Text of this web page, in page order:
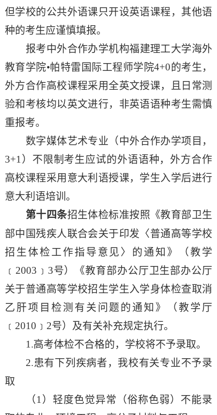
但学校的公共外语课只开设英语课程 ，其他语
种的考生应谨慎填报。
报考中外合作办学机构福建理工大学海外
教育学院•帕特雷国际工程师学院4+0的考生 ，
外方合作高校课程采用全英文授课，且日常测
验和考核均以英文进行，非英语语种考生需慎
重报考。
数字媒体艺术专业（中外合作办学项目，
3+1）不限制考生应试的外语语种， 外方合作
高校课程采用意大利语授课，学生入学后进行
意大利语培训。
第十四条招生体检标准按照《教育部卫生
部中国残疾人联合会关于印发〈普通高等学校
招生体检工作指导意见〉的通知》（教学
﹝ 2003﹞3号）《教育部办公厅卫生部办公厅
关于普通高等学校招生学生入学身体检查取消
乙肝项目检测有关问题的通知》（教学厅
﹝ 2010﹞2号）及有关补充规定执行。
1.高考体检不合格的，学校将不予录取。
2.患有下列疾病者，我校有关专业不予录
取
（ 1）轻度色觉异常（俗称色弱）不能录